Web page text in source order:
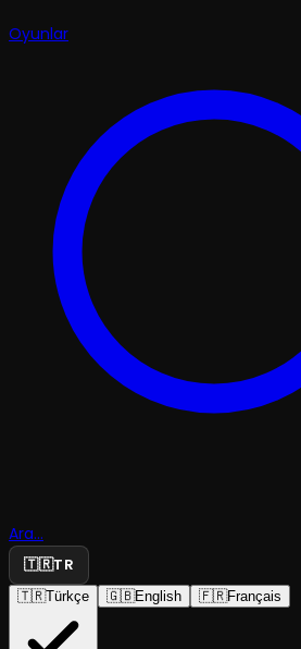
Oyunlar
Ara...
🇹🇷TR
🇹🇷Türkçe 🇬🇧English 🇫🇷Français